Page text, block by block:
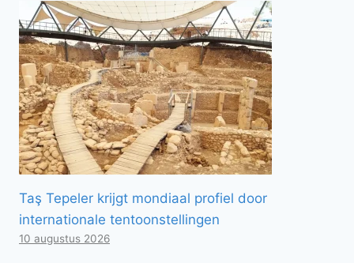
Taş Tepeler krijgt mondiaal profiel door
internationale tentoonstellingen
10 augustus 2026